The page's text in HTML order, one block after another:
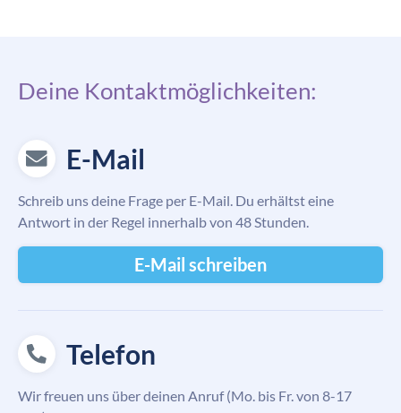
Deine Kontaktmöglichkeiten:
E-Mail
Schreib uns deine Frage per E-Mail. Du erhältst eine
Antwort in der Regel innerhalb von 48 Stunden.
E-Mail schreiben
Telefon
Wir freuen uns über deinen Anruf (Mo. bis Fr. von 8-17